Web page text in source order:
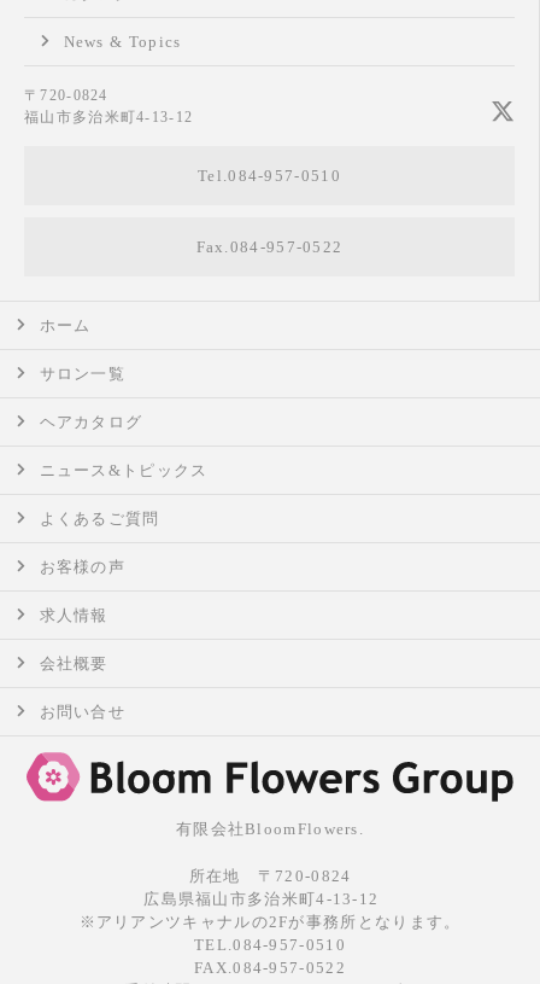
News & Topics
〒720-0824
福山市多治米町4-13-12
Tel.084-957-0510
Fax.084-957-0522
ホーム
サロン一覧
ヘアカタログ
ニュース&トピックス
よくあるご質問
お客様の声
求人情報
会社概要
お問い合せ
有限会社BloomFlowers.
所在地 〒720-0824
広島県福山市多治米町4-13-12
※アリアンツキャナルの2Fが事務所となります。
TEL.084-957-0510
FAX.084-957-0522